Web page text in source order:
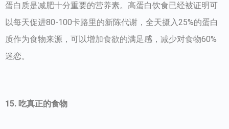
蛋白质是减肥十分重要的营养素。高蛋白饮食已经被证明可
以每天促进80-100卡路里的新陈代谢，全天摄入25%的蛋白
质作为食物来源，可以增加食欲的满足感，减少对食物60%
迷恋。
15. 吃真正的食物